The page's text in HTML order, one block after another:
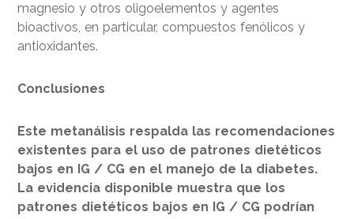
magnesio y otros oligoelementos y agentes
bioactivos, en particular, compuestos fenólicos y
antioxidantes.
Conclusiones
Este metanálisis respalda las recomendaciones
existentes para el uso de patrones dietéticos
bajos en IG / CG en el manejo de la diabetes.
La evidencia disponible muestra que los
patrones dietéticos bajos en IG / CG podrían